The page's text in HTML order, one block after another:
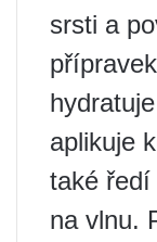
srsti a
aplikuje
také ředí
na vlnu.